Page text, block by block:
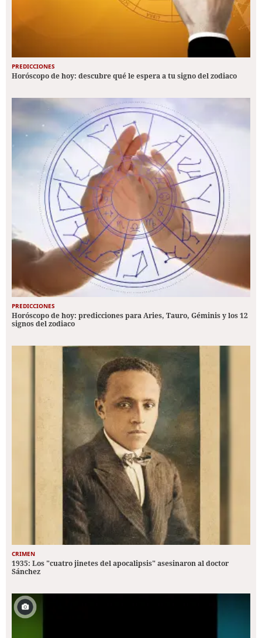
PREDICCIONES
Horóscopo de hoy: descubre qué le espera a tu signo del zodiaco
PREDICCIONES
Horóscopo de hoy: predicciones para Aries, Tauro, Géminis y los 12
signos del zodiaco
CRIMEN
1935: Los "cuatro jinetes del apocalipsis" asesinaron al doctor
Sánchez